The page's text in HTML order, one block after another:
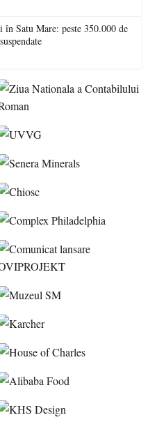
în Satu Mare: peste 350.000 de